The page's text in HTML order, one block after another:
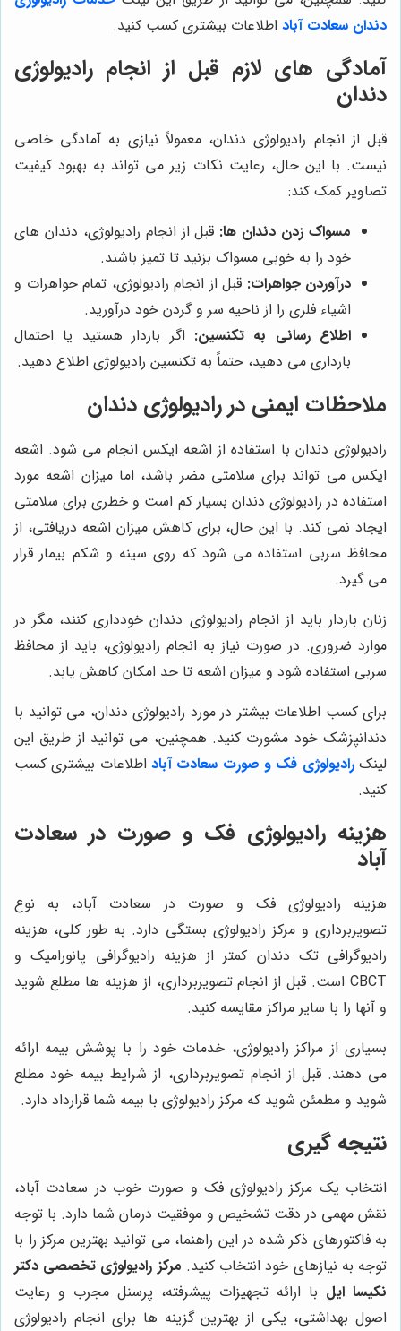
دندان سعادت آباد اطلاعات بیشتری کسب کنید.
آمادگی های لازم قبل از انجام رادیولوژی
دندان
قبل از انجام رادیولوژی دندان، معمولاً نیازی به آمادگی خاصی
نیست. با این حال، رعایت نکات زیر می تواند به بهبود کیفیت
تصاویر کمک کند:
مسواک زدن دندان ها: قبل از انجام رادیولوژی، دندان های
خود را به خوبی مسواک بزنید تا تمیز باشند.
درآوردن جواهرات: قبل از انجام رادیولوژی، تمام جواهرات و
اشیاء فلزی را از ناحیه سر و گردن خود درآورید.
اطلاع رسانی به تکنسین: اگر باردار هستید یا احتمال
بارداری می دهید، حتماً به تکنسین رادیولوژی اطلاع دهید.
ملاحظات ایمنی در رادیولوژی دندان
رادیولوژی دندان با استفاده از اشعه ایکس انجام می شود. اشعه
ایکس می تواند برای سلامتی مضر باشد، اما میزان اشعه مورد
استفاده در رادیولوژی دندان بسیار کم است و خطری برای سلامتی
ایجاد نمی کند. با این حال، برای کاهش میزان اشعه دریافتی، از
محافظ سربی استفاده می شود که روی سینه و شکم بیمار قرار
می گیرد.
زنان باردار باید از انجام رادیولوژی دندان خودداری کنند، مگر در
موارد ضروری. در صورت نیاز به انجام رادیولوژی، باید از محافظ
سربی استفاده شود و میزان اشعه تا حد امکان کاهش یابد.
برای کسب اطلاعات بیشتر در مورد رادیولوژی دندان، می توانید با
دندانپزشک خود مشورت کنید. همچنین، می توانید از طریق این
لینکرادیولوژی فک و صورت سعادت آباد اطلاعات بیشتری کسب
کنید.
هزینه رادیولوژی فک و صورت در سعادت
آباد
هزینه رادیولوژی فک و صورت در سعادت آباد، به نوع
تصویربرداری و مرکز رادیولوژی بستگی دارد. به طور کلی، هزینه
رادیوگرافی تک دندان کمتر از هزینه رادیوگرافی پانورامیک و
CBCT است. قبل از انجام تصویربرداری، از هزینه ها مطلع شوید
و آنها را با سایر مراکز مقایسه کنید.
بسیاری از مراکز رادیولوژی، خدمات خود را با پوشش بیمه ارائه
می دهند. قبل از انجام تصویربرداری، از شرایط بیمه خود مطلع
شوید و مطمئن شوید که مرکز رادیولوژی با بیمه شما قرارداد دارد.
نتیجه گیری
انتخاب یک مرکز رادیولوژی فک و صورت خوب در سعادت آباد،
نقش مهمی در دقت تشخیص و موفقیت درمان شما دارد. با توجه
به فاکتورهای ذکر شده در این راهنما، می توانید بهترین مرکز را با
توجه به نیازهای خود انتخاب کنید. مرکز رادیولوژی تخصصی دکتر
نکیسا ایل با ارائه تجهیزات پیشرفته، پرسنل مجرب و رعایت
اصول بهداشتی، یکی از بهترین گزینه ها برای انجام رادیولوژی